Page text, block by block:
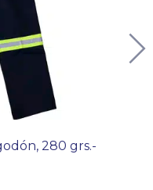
280 grs.-